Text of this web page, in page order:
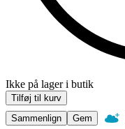
Ikke på lager i butik
Tilføj til kurv
Sammenlign
Gem